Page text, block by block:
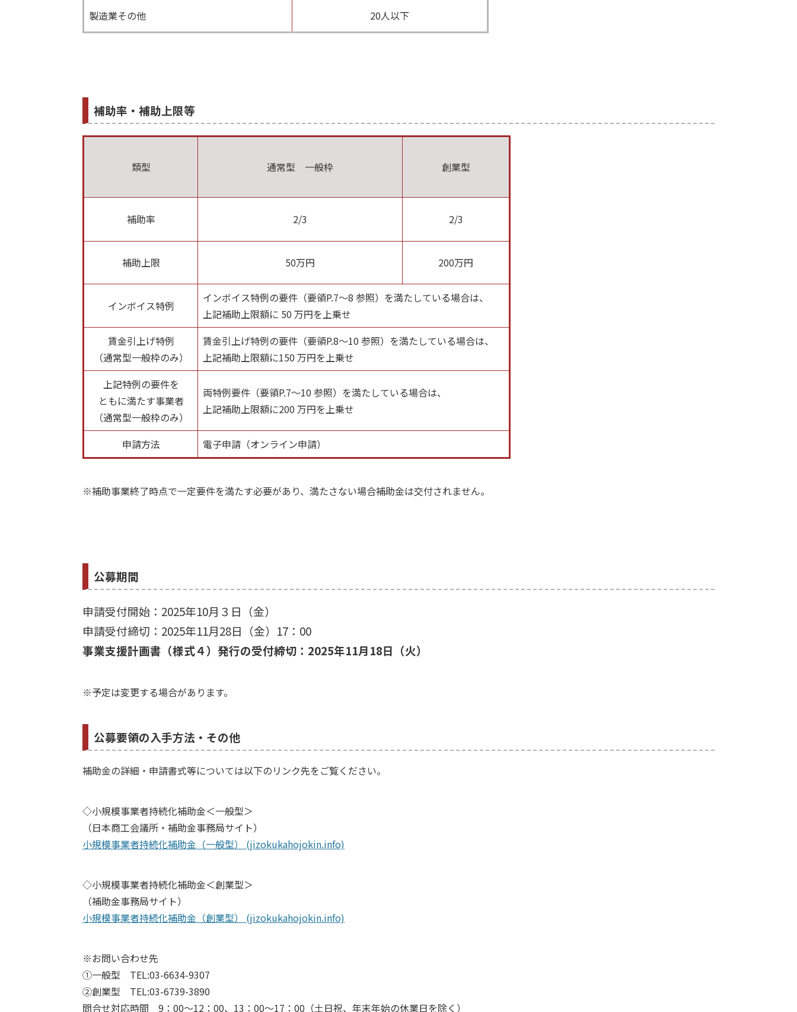
製造業その他 20人以下
補助率・補助上限等
類型 通常型 一般枠 創業型
補助率 2/3 2/3
補助上限 50万円 200万円
インボイス特例
インボイス特例の要件（要領P.7～8 参照）を満たしている場合は、
上記補助上限額に 50 万円を上乗せ
賃金引上げ特例
（通常型一般枠のみ）
賃金引上げ特例の要件（要領P.8～10 参照）を満たしている場合は、
上記補助上限額に150 万円を上乗せ
上記特例の要件を
ともに満たす事業者
（通常型一般枠のみ）
両特例要件（要領P.7～10 参照）を満たしている場合は、
上記補助上限額に200 万円を上乗せ
申請方法 電子申請（オンライン申請）
※補助事業終了時点で一定要件を満たす必要があり、満たさない場合補助金は交付されません。
公募期間
申請受付開始：2025年10月３日（金）
申請受付締切：2025年11月28日（金）17：00
事業支援計画書（様式４）発行の受付締切：2025年11月18日（火）
※予定は変更する場合があります。
公募要領の入手方法・その他
補助金の詳細・申請書式等については以下のリンク先をご覧ください。
◇小規模事業者持続化補助金＜一般型＞
（日本商工会議所・補助金事務局サイト）
小規模事業者持続化補助金（一般型） (jizokukahojokin.info)
◇小規模事業者持続化補助金＜創業型＞
（補助金事務局サイト）
小規模事業者持続化補助金（創業型） (jizokukahojokin.info)
※お問い合わせ先
①一般型 TEL:03-6634-9307
②創業型 TEL:03-6739-3890
問合せ対応時間 9：00～12：00、13：00～17：00（土日祝、年末年始の休業日を除く）